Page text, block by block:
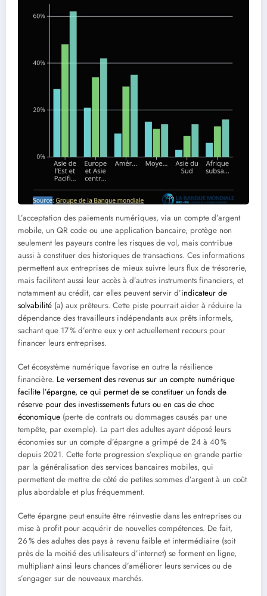
L’acceptation des paiements numériques, via un compte d’argent
mobile, un QR code ou une application bancaire, protège non
seulement les payeurs contre les risques de vol, mais contribue
aussi à constituer des historiques de transactions. Ces informations
permettent aux entreprises de mieux suivre leurs flux de trésorerie,
mais facilitent aussi leur accès à d’autres instruments financiers, et
notamment au crédit, car elles peuvent servir d’indicateur de
solvabilité (a) aux prêteurs. Cette piste pourrait aider à réduire la
dépendance des travailleurs indépendants aux prêts informels,
sachant que 17 % d’entre eux y ont actuellement recours pour
financer leurs entreprises.
Cet écosystème numérique favorise en outre la résilience
financière. Le versement des revenus sur un compte numérique
facilite l’épargne, ce qui permet de se constituer un fonds de
réserve pour des investissements futurs ou en cas de choc
économique (perte de contrats ou dommages causés par une
tempête, par exemple). La part des adultes ayant déposé leurs
économies sur un compte d’épargne a grimpé de 24 à 40 %
depuis 2021. Cette forte progression s’explique en grande partie
par la généralisation des services bancaires mobiles, qui
permettent de mettre de côté de petites sommes d’argent à un coût
plus abordable et plus fréquemment.
Cette épargne peut ensuite être réinvestie dans les entreprises ou
mise à profit pour acquérir de nouvelles compétences. De fait,
26 % des adultes des pays à revenu faible et intermédiaire (soit
près de la moitié des utilisateurs d’internet) se forment en ligne,
multipliant ainsi leurs chances d’améliorer leurs services ou de
s’engager sur de nouveaux marchés.